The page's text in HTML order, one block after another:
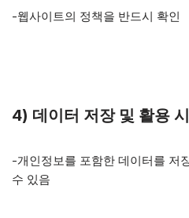
-웹사이트의 정책을 반드시 확인
4) 데이터 저장 및 활용
-개인정보를 포함한 데이터를 저
수 있음